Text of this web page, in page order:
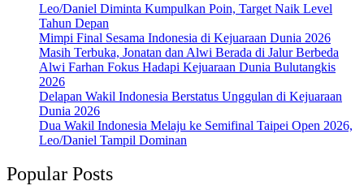
Leo/Daniel Diminta Kumpulkan Poin, Target Naik Level
Tahun Depan
Mimpi Final Sesama Indonesia di Kejuaraan Dunia 2026
Masih Terbuka, Jonatan dan Alwi Berada di Jalur Berbeda
Alwi Farhan Fokus Hadapi Kejuaraan Dunia Bulutangkis
2026
Delapan Wakil Indonesia Berstatus Unggulan di Kejuaraan
Dunia 2026
Dua Wakil Indonesia Melaju ke Semifinal Taipei Open 2026,
Leo/Daniel Tampil Dominan
Popular Posts